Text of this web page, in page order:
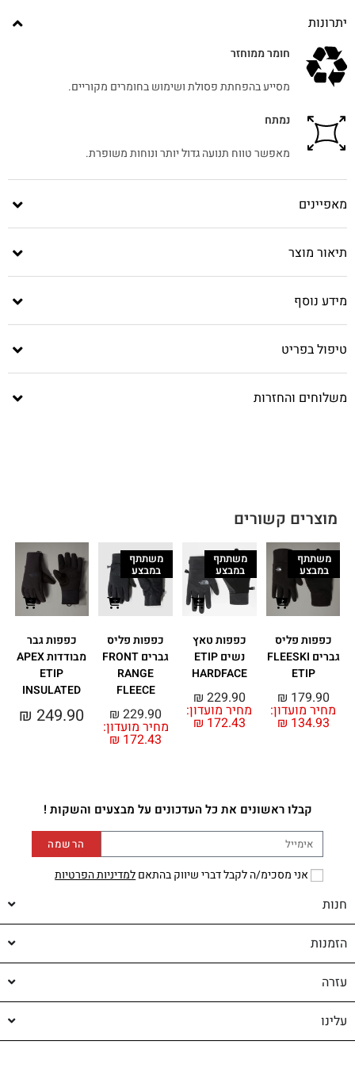
יתרונות
חומר ממוחזר
מסייע בהפחתת פסולת ושימוש בחומרים מקוריים.
נמתח
מאפשר טווח תנועה גדול יותר ונוחות משופרת.
מאפיינים
תיאור מוצר
מידע נוסף
טיפול בפריט
משלוחים והחזרות
מוצרים קשורים
משתתף
במבצע
כפפות פליס
גברים FLEESKI
ETIP
מחיר מועדון:
₪ 134.93
₪ 179.90
משתתף
במבצע
כפפות טאץ
נשים ETIP
HARDFACE
מחיר מועדון:
₪ 172.43
₪ 229.90
משתתף
במבצע
כפפות פליס
גברים FRONT
RANGE
FLEECE
מחיר מועדון:
₪ 172.43
₪ 229.90
כפפות גבר
מבודדות APEX
ETIP
INSULATED
₪ 249.90
קבלו ראשונים את כל העדכונים על מבצעים והשקות !
אני מסכימ/ה לקבל דברי שיווק בהתאםלמדיניות הפרטיות
הרשמה
חנות
הזמנות
עזרה
עלינו